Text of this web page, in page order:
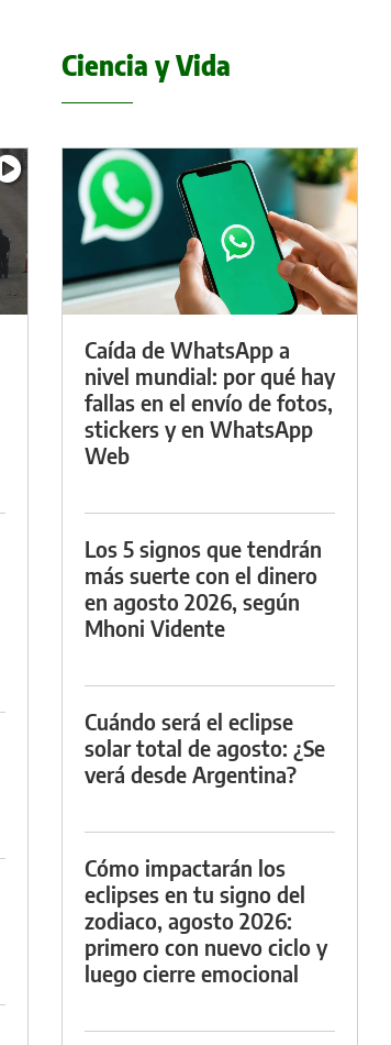
Ciencia y Vida
Caída de WhatsApp a
nivel mundial: por qué hay
fallas en el envío de fotos,
stickers y en WhatsApp
Web
Los 5 signos que tendrán
más suerte con el dinero
en agosto 2026, según
Mhoni Vidente
Cuándo será el eclipse
solar total de agosto: ¿Se
verá desde Argentina?
Cómo impactarán los
eclipses en tu signo del
zodiaco, agosto 2026:
primero con nuevo ciclo y
luego cierre emocional